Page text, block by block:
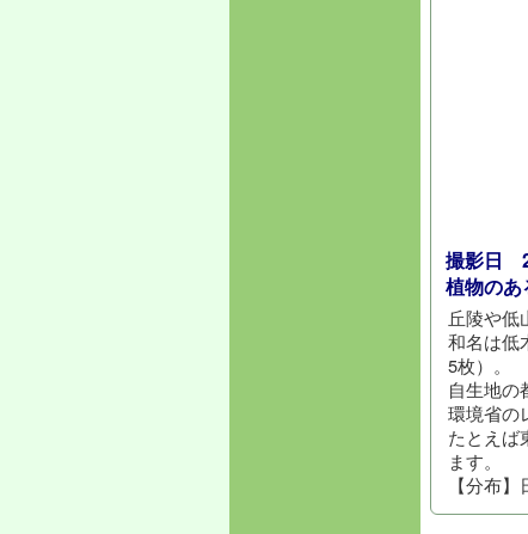
撮影日
植物の
丘陵や低
和名は低
5枚）。
自生地の
環境省の
たとえば
ます。
【分布